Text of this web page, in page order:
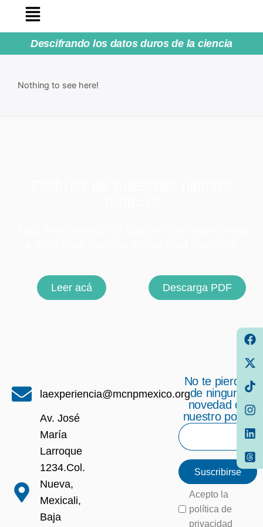
Descifrando los datos duros de la ciencia
Nothing to see here!
Leer acá Descarga PDF
laexperiencia@mcnpmexico.org
Av. José
María
Larroque
1234.Col.
Nueva,
Mexicali,
Baja
No te pierdas
de ninguna
novedad de
nuestro portal
Suscribirse
Acepto la
política de
privacidad